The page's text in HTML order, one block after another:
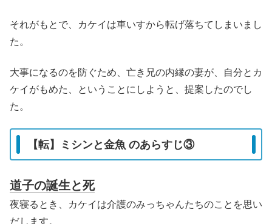
それがもとで、カケイは車いすから転げ落ちてしまいまし
た。
大事になるのを防ぐため、亡き兄の内縁の妻が、自分とカ
ケイがもめた、ということにしようと、提案したのでし
た。
【転】ミシンと金魚 のあらすじ③
道子の誕生と死
夜寝るとき、カケイは介護のみっちゃんたちのことを思い
だします。